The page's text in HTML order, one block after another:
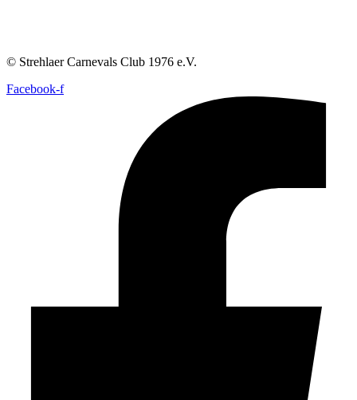
© Strehlaer Carnevals Club 1976 e.V.
Facebook-f